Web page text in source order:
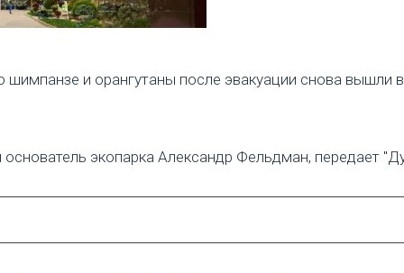
и орангутаны после эвакуации снова вышли
экопарка Александр Фельдман, передает